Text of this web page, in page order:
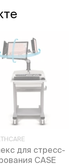
для стресс-
CASE